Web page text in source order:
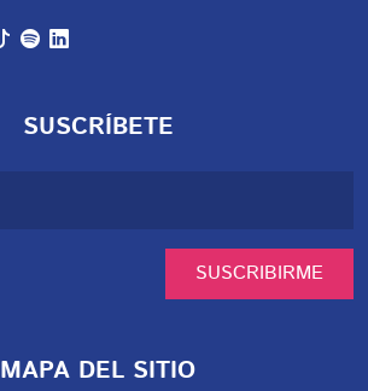
SUSCRÍBETE
SUSCRIBIRME
MAPA DEL SITIO